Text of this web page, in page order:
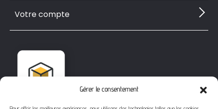
Gérer le consentement
Votre compte